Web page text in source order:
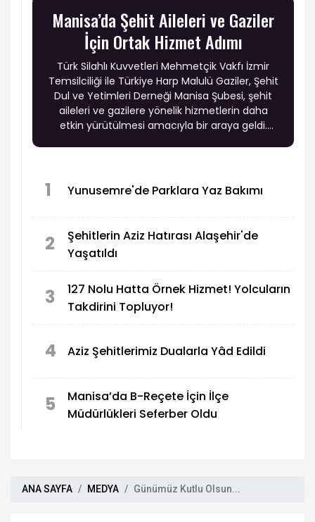
Manisa’da Şehit Aileleri ve Gaziler
İçin Ortak Hizmet Adımı
Türk Silahlı Kuvvetleri Mehmetçik Vakfı İzmir
Temsilciliği ile Türkiye Harp Malulü Gaziler, Şehit
Dul ve Yetimleri Derneği Manisa Şubesi, şehit
aileleri ve gazilere yönelik hizmetlerin daha
etkin yürütülmesi amacıyla bir araya geldi.
1 Yunusemre'de Parklara Yaz Bakımı
2
Şehitlerin Aziz Hatırası Alaşehir'de
Yaşatıldı
3
127 Nolu Hatta Örnek Hizmet! Yolcuların
Takdirini Topluyor!
4 Aziz Şehitlerimiz Dualarla Yâd Edildi
5
Manisa’da B-Reçete İçin İlçe
Müdürlükleri Seferber Oldu
ANA SAYFA MEDYA Günümüz Kutlu Olsun...